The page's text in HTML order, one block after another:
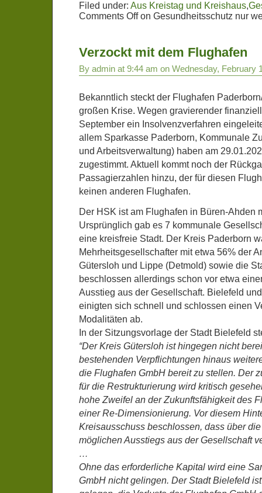
Filed under: Aus Kreistag und Kreishaus,
Comments Offon Gesundheitsschutz nur
Verzockt mit dem Flughafen
By admin at 9:44 am on Wednesday, February
Bekanntlich steckt der Flughafen
großen Krise. Wegen gravierender
September ein Insolvenzverfahren
allem Sparkasse Paderborn, Kommunale
und Arbeitsverwaltung) haben am
zugestimmt. Aktuell kommt noch der
Passagierzahlen hinzu, der für diesen
keinen anderen Flughafen.
Der HSK ist am Flughafen in Büren-Ahden
Ursprünglich gab es 7 kommunale
eine kreisfreie Stadt. Der Kreis Paderborn
Mehrheitsgesellschafter mit etwa 56% der
Gütersloh und Lippe (Detmold) sowie die
beschlossen allerdings schon vor etwa
Ausstieg aus der Gesellschaft. Bielefeld
einigten sich schnell und schlossen einen
Modalitäten ab.
In der Sitzungsvorlage der Stadt Bielefeld
“Der Kreis Gütersloh ist hingegen nicht
bestehenden Verpflichtungen hinaus
die Flughafen GmbH bereit zu stellen. Der
für die Restrukturierung wird kritisch
hohe Zweifel an der Zukunftsfähigkeit des
einer Re-Dimensionierung. Vor diesem
Kreisausschuss beschlossen, dass über
möglichen Ausstiegs aus der Gesellschaft
…
Ohne das erforderliche Kapital wird eine
GmbH nicht gelingen. Der Stadt Bielefeld